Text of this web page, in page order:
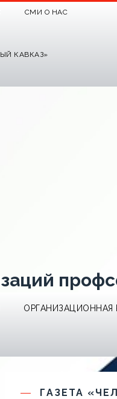
СМИ О НАС
КАВКАЗ»
ОРГАНИЗАЦИОННАЯ
ГАЗЕТА